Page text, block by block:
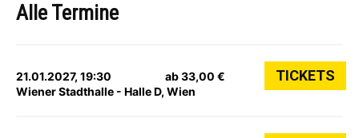
Alle Termine
21.01.2027, 19:30
Wiener Stadthalle - Halle D, Wien
ab 33,00 € TICKETS